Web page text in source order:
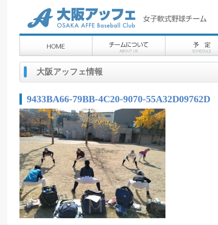
大阪アッフェ情報
9433BA66-79BB-4C20-9070-55A32D09762D